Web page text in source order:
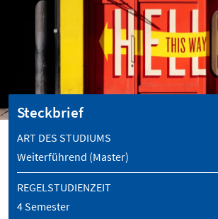
Steckbrief
ART DES STUDIUMS
Weiterführend (Master)
REGELSTUDIENZEIT
4 Semester